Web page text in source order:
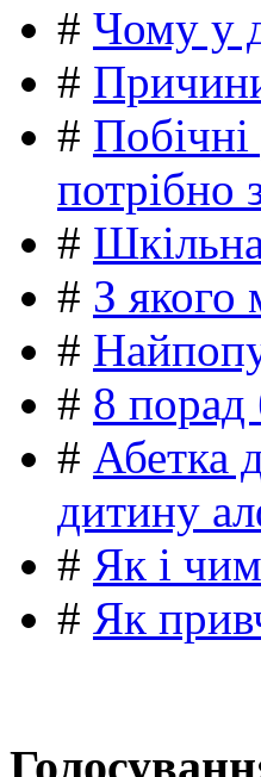
# Чому у
#
#
потрібно
#
# З якого
#
# 8 порад
# Абетка
дитину
# Як і
# Як